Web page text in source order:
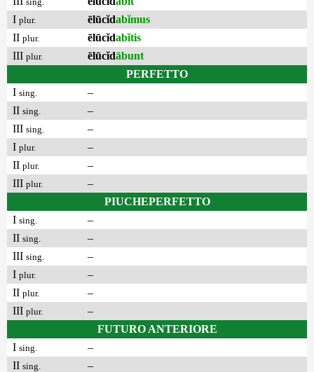
I plur. ēlūcĭdabĭmus
II plur. ēlūcĭdabĭtis
III plur. ēlūcĭdābunt
PERFETTO
I sing.
–
II sing.
–
III sing.
–
I plur.
–
II plur.
–
III plur.
–
PIUCHEPERFETTO
I sing.
–
II sing.
–
III sing.
–
I plur.
–
II plur.
–
III plur.
–
FUTURO ANTERIORE
I sing.
–
II sing.
–